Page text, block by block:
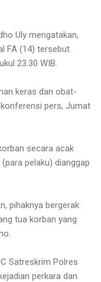
Uly mengatakan,
FA (14) tersebut
23.30 WIB.
keras dan obat-
pers, Jumat
secara acak
pelaku) dianggap
pihaknya bergerak
tua korban yang
Satreskrim Polres
perkara dan